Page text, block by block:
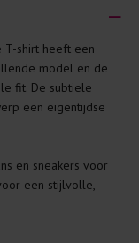
nieuwe kleding.
tips:
de
is een drupje
wassen is vaak
T-shirt heeft een
model en de
fit. De subtiele
een eigentijdse
en sneakers voor
een stijlvolle,